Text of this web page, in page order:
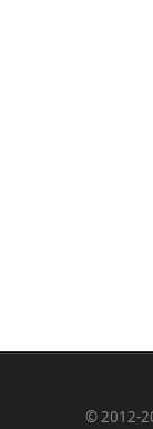
© 2012-